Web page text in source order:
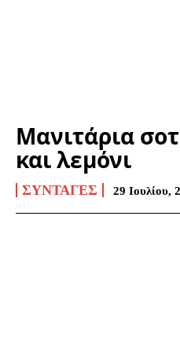
Μανιτάρια
και λεμόνι
ΣΥΝΤΑΓΈΣ 29 Ιουλίου,